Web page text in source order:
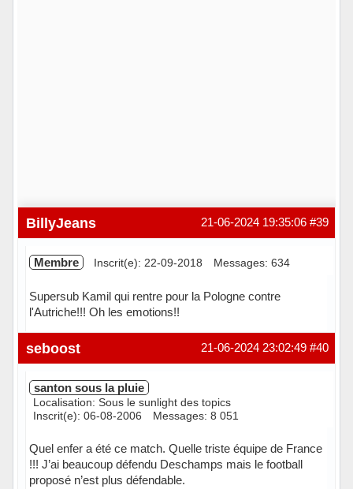
#39
21-06-2024 19:35:06
BillyJeans
Membre Inscrit(e): 22-09-2018 Messages: 634
Supersub Kamil qui rentre pour la Pologne contre
l'Autriche!!! Oh les emotions!!
Hors ligne #40
21-06-2024 23:02:49
seboost
santon sous la pluie
Localisation: Sous le sunlight des topics
Inscrit(e): 06-08-2006
Messages: 8 051
Quel enfer a été ce match. Quelle triste équipe de France
!!! J’ai beaucoup défendu Deschamps mais le football
proposé n’est plus défendable.